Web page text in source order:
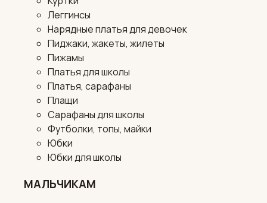
Леггинсы
Нарядные платья для девочек
Пиджаки, жакеты, жилеты
Пижамы
Платья для школы
Платья, сарафаны
Плащи
Сарафаны для школы
Футболки, топы, майки
Юбки
Юбки для школы
МАЛЬЧИКАМ